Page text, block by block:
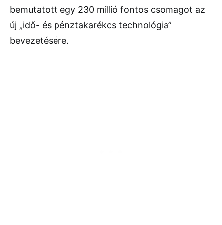
bemutatott egy 230 millió fontos csomagot az
új „idő- és pénztakarékos technológia”
bevezetésére.